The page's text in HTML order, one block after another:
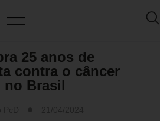
25 anos de
contra o câncer
Brasil